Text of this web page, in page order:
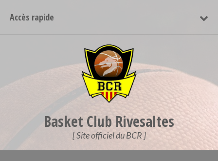
Accès rapide
Basket Club Rivesaltes
[ Site officiel du BCR ]